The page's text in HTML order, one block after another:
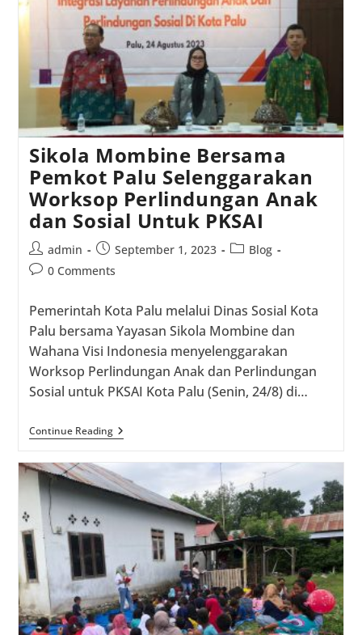
Usia
Dini
Sikola Mombine Bersama
Pemkot Palu Selenggarakan
Worksop Perlindungan Anak
dan Sosial Untuk PKSAI
Post
author:
admin
Post
published:
September 1, 2023
PostBlog
Post0 Comments
Pemerintah Kota Palu melalui Dinas Sosial Kota
Palu bersama Yayasan Sikola Mombine dan
Wahana Visi Indonesia menyelenggarakan
Worksop Perlindungan Anak dan Perlindungan
Sosial untuk PKSAI Kota Palu (Senin, 24/8) di…
Continue ReadingSikola
Mombine
Pemkot
Palu
Selenggarakan
Worksop
Perlindungan
Sosial
Untuk
PKSAI